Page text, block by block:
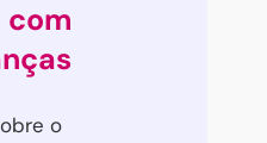
com
o